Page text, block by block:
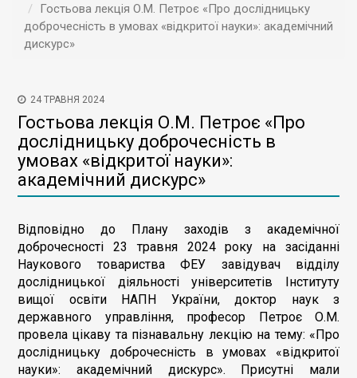
Гостьова лекція О.М. Петроє «Про дослідницьку
доброчесність в умовах «відкритої науки»: академічний
дискурс»
24 ТРАВНЯ 2024
Гостьова лекція О.М. Петроє «Про
дослідницьку доброчесність в
умовах «відкритої науки»:
академічний дискурс»
Відповідно до Плану заходів з академічної
доброчесності 23 травня 2024 року на засіданні
Наукового товариства ФЕУ завідувач відділу
дослідницької діяльності університетів Інституту
вищої освіти НАПН України, доктор наук з
державного управління, професор Петроє О.М.
провела цікаву та пізнавальну лекцію на тему: «Про
дослідницьку доброчесність в умовах «відкритої
науки»: академічний дискурс». Присутні мали